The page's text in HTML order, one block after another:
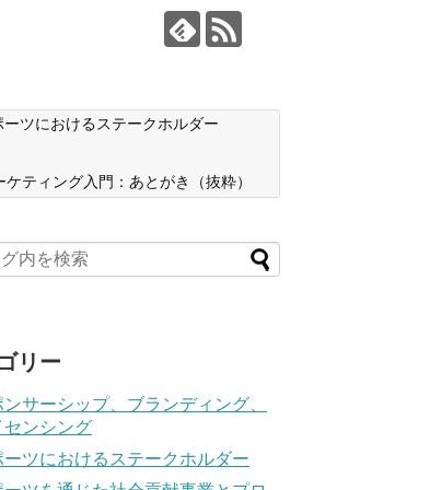
ーツにおけるステークホルダー
ケティング入門：あとがき（抜粋）
リー
ンサーシップ、ブランディング、
センシング
ーツにおけるステークホルダー